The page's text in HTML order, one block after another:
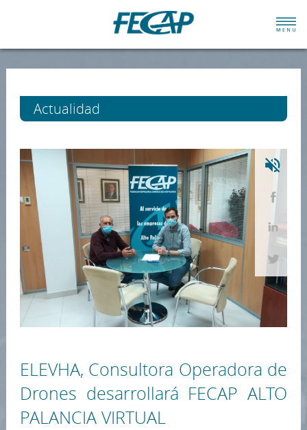
Actualidad
ELEVHA, Consultora Operadora de
Drones desarrollará FECAP ALTO
PALANCIA VIRTUAL